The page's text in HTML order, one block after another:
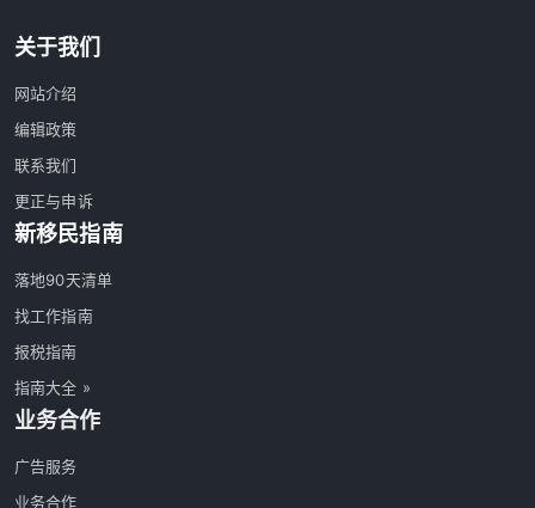
关于我们
网站介绍
编辑政策
联系我们
更正与申诉
新移民指南
落地90天清单
找工作指南
报税指南
指南大全 »
业务合作
广告服务
业务合作